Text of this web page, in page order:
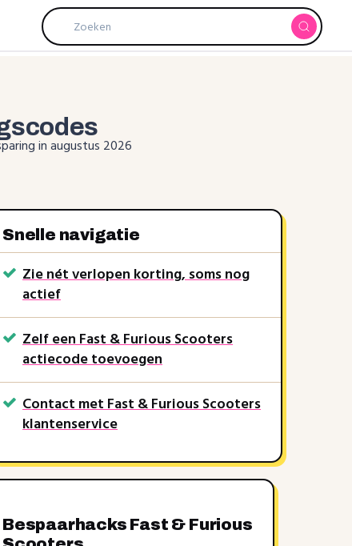
in augustus 2026
|€5|€10 10%|€25 €0,99
Snelle navigatie
Zie nét verlopen korting, soms nog
actief
Zelf een Fast & Furious Scooters
actiecode toevoegen
Contact met Fast & Furious Scooters
klantenservice
Bespaarhacks Fast & Furious